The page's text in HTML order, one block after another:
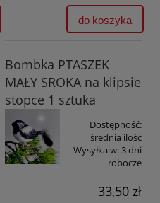
do koszyka
Bombka PTASZEK
MAŁY SROKA na klipsie
stopce 1 sztuka
Dostępność:
średnia ilość
Wysyłka w:3 dni
robocze
33,50 zł